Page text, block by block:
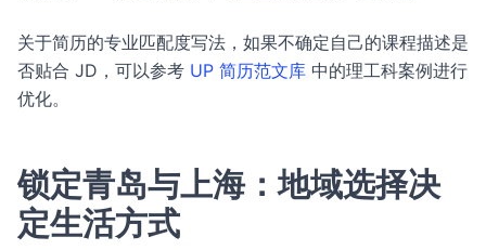
关于简历的专业匹配度写法，如果不确定自己的课程描述是
否贴合 JD，可以参考 UP 简历范文库 中的理工科案例进行
优化。
锁定青岛与上海：地域选择决
定生活方式